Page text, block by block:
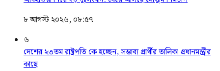
৮ আগস্ট ২০২৬, ০৮:৫৭
৬
দেশের ২৩তম রাষ্ট্রপতি কে হচ্ছেন, সম্ভাব্য প্রার্থীর তালিকা প্রধানমন্ত্রীর
কাছে